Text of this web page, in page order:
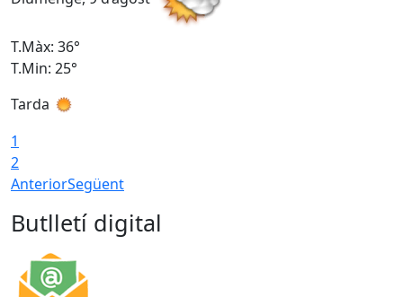
T.Màx: 36°
T.Min: 25°
Tarda
1
2
AnteriorSegüent
Butlletí digital